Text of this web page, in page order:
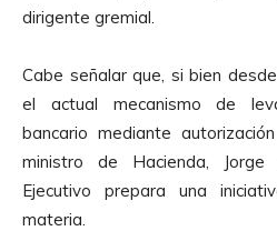
dirigente gremial.
Cabe señalar que, si bien
el actual mecanismo de
bancario mediante
ministro de Hacienda,
Ejecutivo prepara una
materia.